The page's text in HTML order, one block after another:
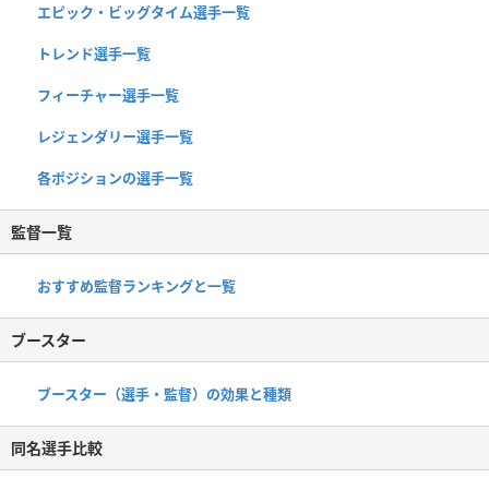
エピック・ビッグタイム選手一覧
トレンド選手一覧
フィーチャー選手一覧
レジェンダリー選手一覧
各ポジションの選手一覧
監督一覧
おすすめ監督ランキングと一覧
ブースター
ブースター（選手・監督）の効果と種類
同名選手比較